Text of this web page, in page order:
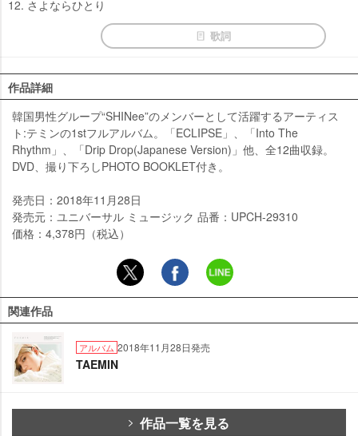
12. さよならひとり
歌詞
作品詳細
韓国男性グループ“SHINee”のメンバーとして活躍するアーティス
ト:テミンの1stフルアルバム。「ECLIPSE」、「Into The
Rhythm」、「Drip Drop(Japanese Version)」他、全12曲収録。
DVD、撮り下ろしPHOTO BOOKLET付き。
発売日：2018年11月28日
発売元：ユニバーサル ミュージック 品番：UPCH-29310
価格：4,378円（税込）
関連作品
アルバム 2018年11月28日発売
TAEMIN
作品一覧を見る